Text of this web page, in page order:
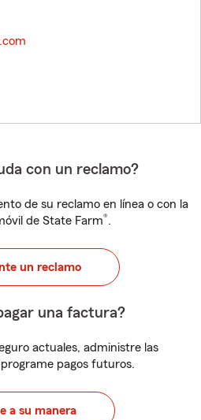
con un reclamo?
de su reclamo en línea o con la
de State Farm®.
un reclamo
una factura?
actuales, administre las
pagos futuros.
a su manera